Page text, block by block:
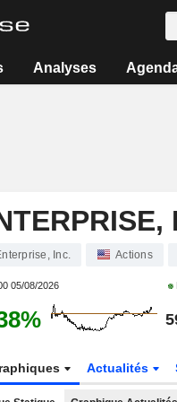
Analyses
Inc. Actions
05/08/2026
Actualités